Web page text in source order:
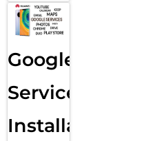
Google
Services
Installation